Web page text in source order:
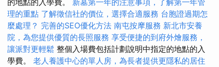
的地點的入學費。 新墓第一年的注意事項，了解第一年管
理的重點 了解徵信社的價位，選擇合適服務 台胞證過期怎
麼處理？ 完善的SEO優化方法 南屯按摩服務 新北市安養
院，為您提供優質的長照服務 享受便捷的到府外燴服務，
讓派對更輕鬆 整個入場費包括計劃說明中指定的地點的入
學費。 老人養護中心的單人房，為長者提供更隱私的居住